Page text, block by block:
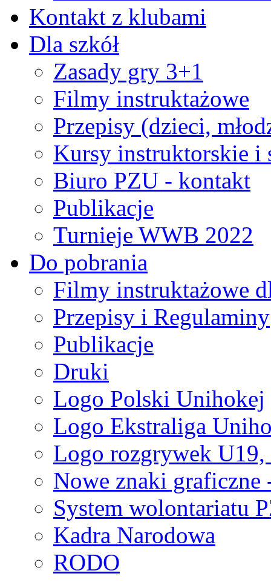
Kontakt z klubami
Dla szkół
Zasady gry 3+1
Filmy instruktażowe
Przepisy (dzieci,
Kursy instruktorskie i
Biuro PZU - kontakt
Publikacje
Turnieje WWB 2022
Do pobrania
Filmy instruktażowe
Przepisy i Regulaminy
Publikacje
Druki
Logo Polski Unihokej
Logo Ekstraliga
Logo rozgrywek
Nowe znaki graficzne
System wolontariatu
Kadra Narodowa
RODO